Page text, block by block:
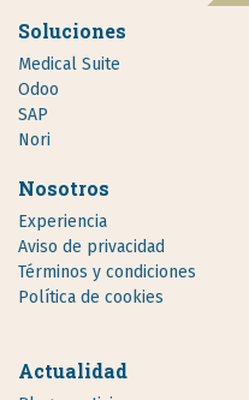
Soluciones
Medical Suite
Odoo
SAP
Nori
Nosotros
Experiencia
Aviso de privacidad
Términos y condiciones
Política de cookies
Actualidad